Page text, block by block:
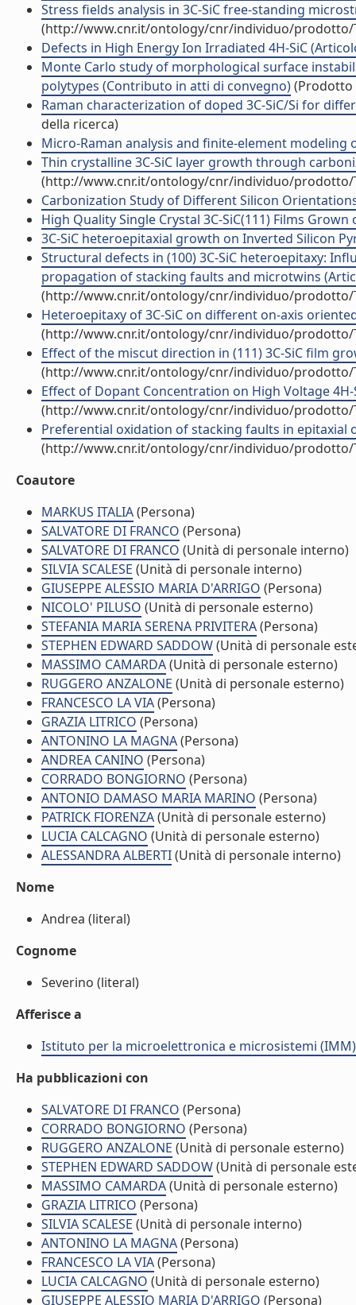
Stress fields analysis in 3C-SiC free-standing
(http://www.cnr.it/ontology/cnr/individuo/prodotto/
Defects in High Energy Ion Irradiated 4H-SiC
Monte Carlo study of morphological surface
polytypes (Contributo in atti di convegno)(Prodotto
Raman characterization of doped 3C-SiC/Si for
della ricerca)
Micro-Raman analysis and finite-element modeling
Thin crystalline 3C-SiC layer growth through
(http://www.cnr.it/ontology/cnr/individuo/prodotto/
Carbonization Study of Different Silicon
High Quality Single Crystal 3C-SiC(111) Films
3C-SiC heteroepitaxial growth on Inverted Silicon
Structural defects in (100) 3C-SiC heteroepitaxy:
propagation of stacking faults and microtwins
(http://www.cnr.it/ontology/cnr/individuo/prodotto/
Heteroepitaxy of 3C-SiC on different on-axis
(http://www.cnr.it/ontology/cnr/individuo/prodotto/
Effect of the miscut direction in (111) 3C-SiC film
(http://www.cnr.it/ontology/cnr/individuo/prodotto/
Effect of Dopant Concentration on High Voltage
(http://www.cnr.it/ontology/cnr/individuo/prodotto/
Preferential oxidation of stacking faults in epitaxial
(http://www.cnr.it/ontology/cnr/individuo/prodotto/
Coautore
MARKUS ITALIA(Persona)
SALVATORE DI FRANCO (Persona)
SALVATORE DI FRANCO (Unità di personale interno)
SILVIA SCALESE (Unità di personale interno)
GIUSEPPE ALESSIO MARIA D'ARRIGO (Persona)
NICOLO' PILUSO (Unità di personale esterno)
STEFANIA MARIA SERENA PRIVITERA(Persona)
STEPHEN EDWARD SADDOW(Unità di personale
MASSIMO CAMARDA(Unità di personale esterno)
RUGGERO ANZALONE (Unità di personale esterno)
FRANCESCO LA VIA(Persona)
GRAZIA LITRICO (Persona)
ANTONINO LA MAGNA(Persona)
ANDREA CANINO (Persona)
CORRADO BONGIORNO (Persona)
ANTONIO DAMASO MARIA MARINO (Persona)
PATRICK FIORENZA(Unità di personale esterno)
LUCIA CALCAGNO (Unità di personale esterno)
ALESSANDRA ALBERTI(Unità di personale interno)
Nome
Andrea (literal)
Cognome
Severino (literal)
Afferisce a
Istituto per la microelettronica e microsistemi (IMM)
Ha pubblicazioni con
SALVATORE DI FRANCO (Persona)
CORRADO BONGIORNO (Persona)
RUGGERO ANZALONE (Unità di personale esterno)
STEPHEN EDWARD SADDOW(Unità di personale
MASSIMO CAMARDA(Unità di personale esterno)
GRAZIA LITRICO (Persona)
SILVIA SCALESE (Unità di personale interno)
ANTONINO LA MAGNA(Persona)
FRANCESCO LA VIA(Persona)
LUCIA CALCAGNO (Unità di personale esterno)
GIUSEPPE ALESSIO MARIA D'ARRIGO (Persona)